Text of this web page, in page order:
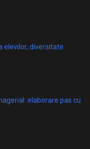
elevilor, diversitate
elaborare pas cu